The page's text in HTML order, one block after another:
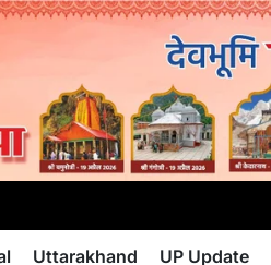
Uttarakhand UP Update